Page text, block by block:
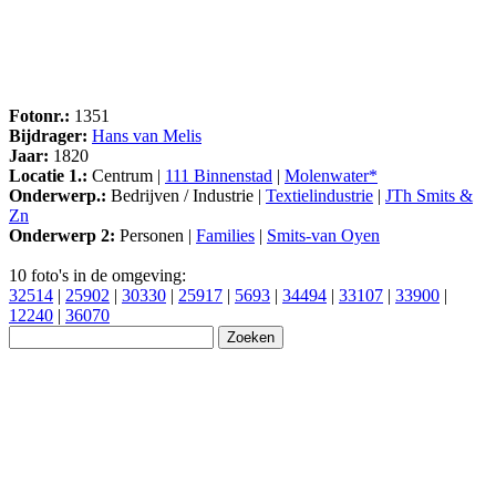
Fotonr.: 1351
Bijdrager: Hans van Melis
Jaar: 1820
Locatie 1.: Centrum | 111 Binnenstad | Molenwater*
Onderwerp.: Bedrijven / Industrie | Textielindustrie | JTh Smits &
Zn
Onderwerp 2: Personen | Families | Smits-van Oyen
10 foto's in de omgeving:
32514 | 25902 | 30330 | 25917 | 5693 | 34494 | 33107 | 33900 |
12240 | 36070